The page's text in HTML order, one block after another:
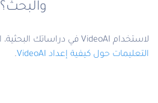
والبحث؟
لاستخدام VideoAI في دراساتك البحثية، اقرأ موقعنا
التعليمات حول كيفية إعداد VideoAI
.